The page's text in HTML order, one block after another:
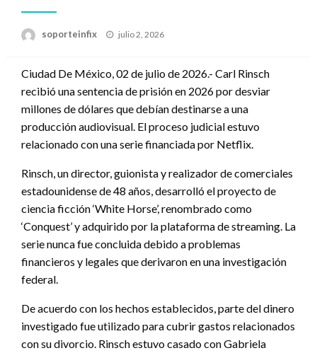
soporteinfix
Publicado
julio 2, 2026
Ciudad De México, 02 de julio de 2026.- Carl Rinsch
recibió una sentencia de prisión en 2026 por desviar
millones de dólares que debían destinarse a una
producción audiovisual. El proceso judicial estuvo
relacionado con una serie financiada por Netflix.
Rinsch, un director, guionista y realizador de comerciales
estadounidense de 48 años, desarrolló el proyecto de
ciencia ficción ‘White Horse’, renombrado como
‘Conquest’ y adquirido por la plataforma de streaming. La
serie nunca fue concluida debido a problemas
financieros y legales que derivaron en una investigación
federal.
De acuerdo con los hechos establecidos, parte del dinero
investigado fue utilizado para cubrir gastos relacionados
con su divorcio. Rinsch estuvo casado con Gabriela